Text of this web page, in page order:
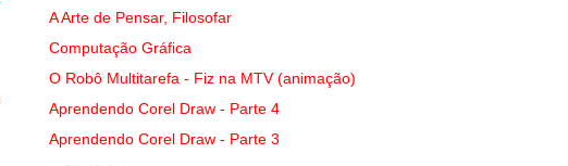
A Arte de Pensar, Filosofar
Computação Gráfica
O Robô Multitarefa - Fiz na MTV (animação)
Aprendendo Corel Draw - Parte 4
Aprendendo Corel Draw - Parte 3